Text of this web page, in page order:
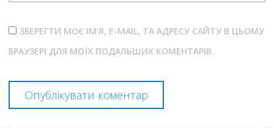
ЗБЕРЕГТИ МОЄ ІМ'Я, E-MAIL, ТА АДРЕСУ САЙТУ В ЦЬОМУ
БРАУЗЕРІ ДЛЯ МОЇХ ПОДАЛЬШИХ КОМЕНТАРІВ.